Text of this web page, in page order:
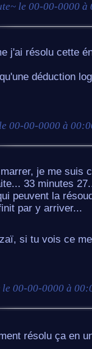
~ le 00-00-0000 à
j'ai résolu cette
déduction
00-00-0000 à
je me suis
33 minutes
peuvent la
par y arriver...
si tu vois ce
le 00-00-0000 à
résolu ça en